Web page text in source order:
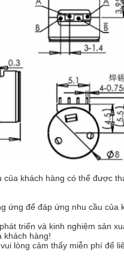
khách hàng có thể được
ứng để đáp ứng nhu cầu của
triển và kinh nghiệm sản
khách hàng!
lòng cảm thấy miễn phí để